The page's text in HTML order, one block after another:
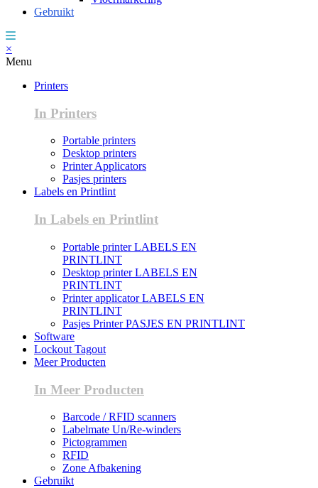
Gebruikt
×
Menu
Printers
In Printers
Portable printers
Desktop printers
Printer Applicators
Pasjes printers
Labels en Printlint
In Labels en Printlint
Portable printer LABELS EN
PRINTLINT
Desktop printer LABELS EN
PRINTLINT
Printer applicator LABELS EN
PRINTLINT
Pasjes Printer PASJES EN PRINTLINT
Software
Lockout Tagout
Meer Producten
In Meer Producten
Barcode / RFID scanners
Labelmate Un/Re-winders
Pictogrammen
RFID
Zone Afbakening
Gebruikt